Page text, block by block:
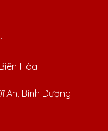
Hòa
An, Bình Dương